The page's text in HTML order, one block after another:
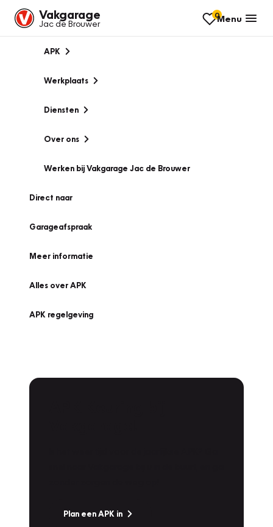
Vakgarage
Jac de Brouwer
0Menu
APK
Werkplaats
Diensten
Over ons
Werken bij Vakgarage Jac de Brouwer
Direct naar
Garageafspraak
Meer informatie
Alles over APK
APK regelgeving
Plan een APK in